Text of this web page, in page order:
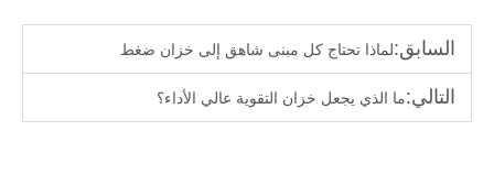
السابق:لماذا تحتاج كل مبنى شاهق إلى خزان ضغط
التالي:ما الذي يجعل خزان التقوية عالي الأداء؟